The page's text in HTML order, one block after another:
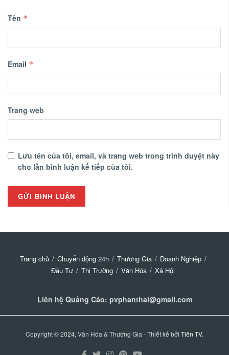
Tên *
Email *
Trang web
Lưu tên của tôi, email, và trang web trong trình duyệt này
cho lần bình luận kế tiếp của tôi.
Trang chủ Chuyển động 24h Thương Gia
Doanh Nghiệp
Đầu Tư
Thị Trường Văn Hóa Xã Hội
Liên hệ Quảng Cáo: pvphanthai@gmail.com
Copyright © 2024, Văn Hóa & Thương Gia - Thiết kế bởi Tiên TV.